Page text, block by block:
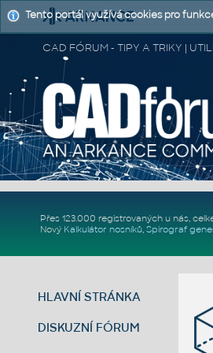
CAD FÓRUM - TIPY A TRIKY |
Přes 123.000 registrovaných u nás,
Nový Kalkulátor nosníků, Spirograf
HLAVNÍ STRÁNKA
DISKUZNÍ FÓRUM
Tento portál využívá cookies pro